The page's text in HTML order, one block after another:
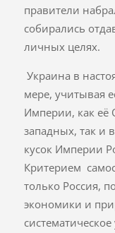
правители
собирались
личных целях.
Украина в
мере, учитывая
Империи, как её
западных, так и
кусок Империи
Критерием
только Россия,
экономики и